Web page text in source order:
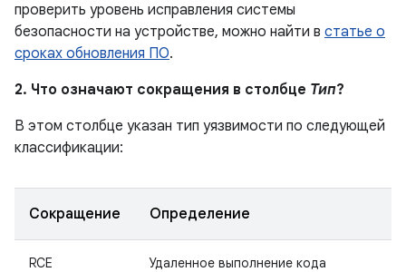
проверить уровень исправления системы
безопасности на устройстве, можно найти в статье о
сроках обновления ПО.
2. Что означают сокращения в столбце Тип?
В этом столбце указан тип уязвимости по следующей
классификации:
Сокращение Определение
RCE Удаленное выполнение кода